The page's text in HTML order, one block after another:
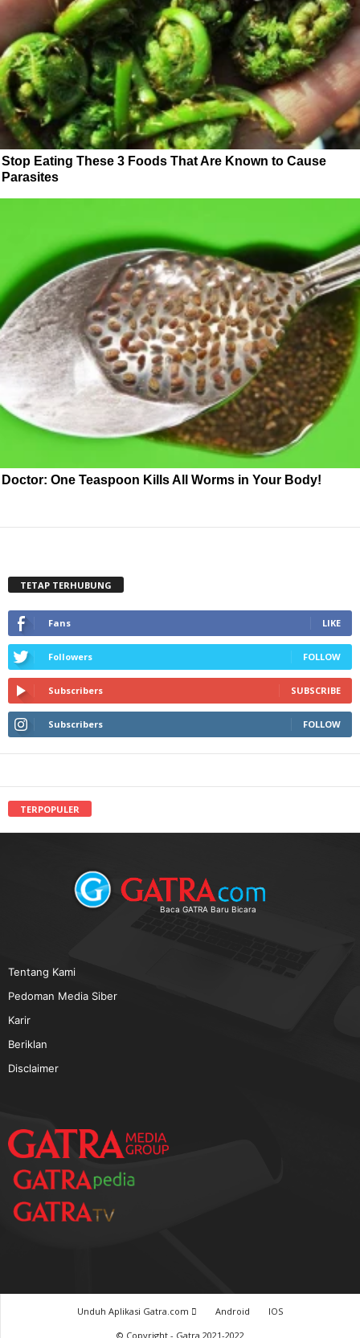
Stop Eating These 3 Foods That Are Known to Cause
Parasites
Doctor: One Teaspoon Kills All Worms in Your Body!
TETAP TERHUBUNG
Fans LIKE
Followers FOLLOW
Subscribers SUBSCRIBE
Subscribers FOLLOW
TERPOPULER
Baca GATRA Baru Bicara